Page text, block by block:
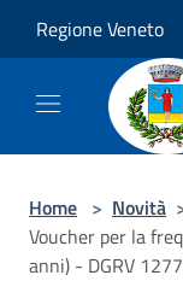
Regione Veneto
Home > Novità
Voucher per la
anni) - DGRV